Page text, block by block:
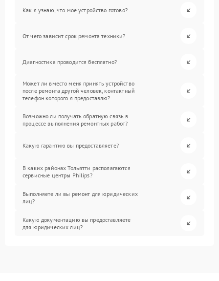
Как я узнаю, что мое устройство готово?
От чего зависит срок ремонта техники?
Диагностика проводится бесплатно?
Может ли вместо меня принять устройство
после ремонта другой человек, контактный
телефон которого я предоставлю?
Возможно ли получать обратную связь в
процессе выполнения ремонтных работ?
Какую гарантию вы предоставляете?
В каких районах Тольятти располагаются
сервисные центры Philips?
Выполняете ли вы ремонт для юридических
лиц?
Какую документацию вы предоставляете
для юридических лиц?